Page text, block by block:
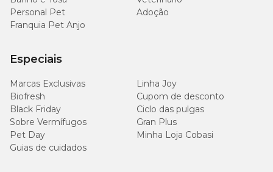
tratamento da doença.
remédios caseiros para dermatite em gatos.
É uma opção superperigosa e deve ser evitada a
todo custo, pois não possuem as propriedades
necessárias para amenizar os sintomas do gatinho.
Quando você pensar em criar uma solução caseira
Personal Pet
Adoção
Franquia Pet Anjo
Especiais
Marcas Exclusivas
Linha Joy
Biofresh
Cupom de desconto
Black Friday
Ciclo das pulgas
Sobre Vermífugos
Gran Plus
Pet Day
Minha Loja Cobasi
Guias de cuidados